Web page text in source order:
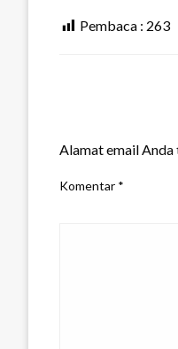
Pembaca : 263
Alamat email
Komentar *